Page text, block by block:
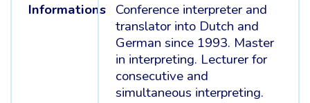
Informations Conference interpreter and
translator into Dutch and
German since 1993. Master
in interpreting. Lecturer for
consecutive and
simultaneous interpreting.